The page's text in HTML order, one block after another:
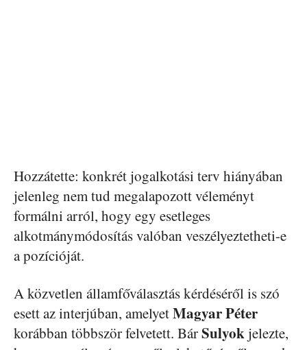
Hozzátette: konkrét jogalkotási terv hiányában
jelenleg nem tud megalapozott véleményt
formálni arról, hogy egy esetleges
alkotmánymódosítás valóban veszélyeztetheti-e
a pozícióját.
A közvetlen államfőválasztás kérdéséről is szó
esett az interjúban, amelyetMagyar Péter
korábban többször felvetett. BárSulyokjelezte,